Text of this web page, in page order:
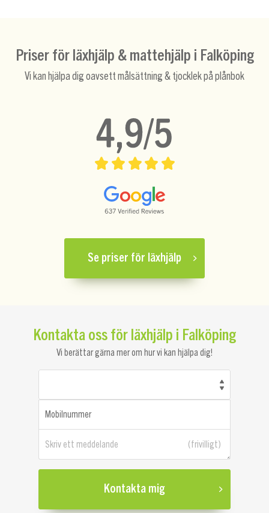
Priser för läxhjälp & mattehjälp i Falköping
Vi kan hjälpa dig oavsett målsättning & tjocklek på plånbok
Se priser för läxhjälp
Kontakta oss för läxhjälp i Falköping
Vi berättar gärna mer om hur vi kan hjälpa dig!
Mobilnummer
Skriv ett meddelande
Kontakta mig